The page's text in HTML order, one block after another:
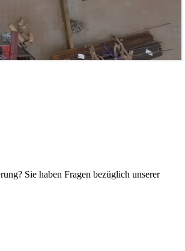
Sie haben Fragen bezüglich unserer